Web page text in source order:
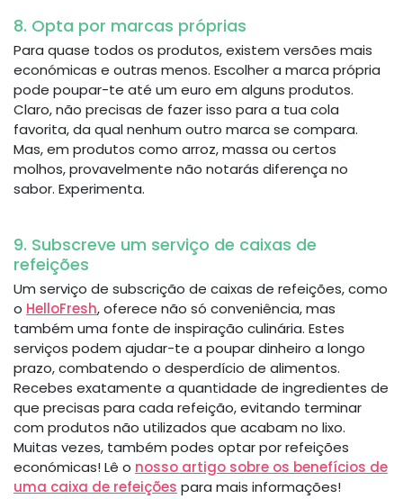
8. Opta por marcas próprias
Para quase todos os produtos, existem versões mais
económicas e outras menos. Escolher a marca própria
pode poupar-te até um euro em alguns produtos.
Claro, não precisas de fazer isso para a tua cola
favorita, da qual nenhum outro marca se compara.
Mas, em produtos como arroz, massa ou certos
molhos, provavelmente não notarás diferença no
sabor. Experimenta.
9. Subscreve um serviço de caixas de
refeições
Um serviço de subscrição de caixas de refeições, como
o HelloFresh, oferece não só conveniência, mas
também uma fonte de inspiração culinária. Estes
serviços podem ajudar-te a poupar dinheiro a longo
prazo, combatendo o desperdício de alimentos.
Recebes exatamente a quantidade de ingredientes de
que precisas para cada refeição, evitando terminar
com produtos não utilizados que acabam no lixo.
Muitas vezes, também podes optar por refeições
económicas! Lê o nosso artigo sobre os benefícios de
uma caixa de refeições para mais informações!